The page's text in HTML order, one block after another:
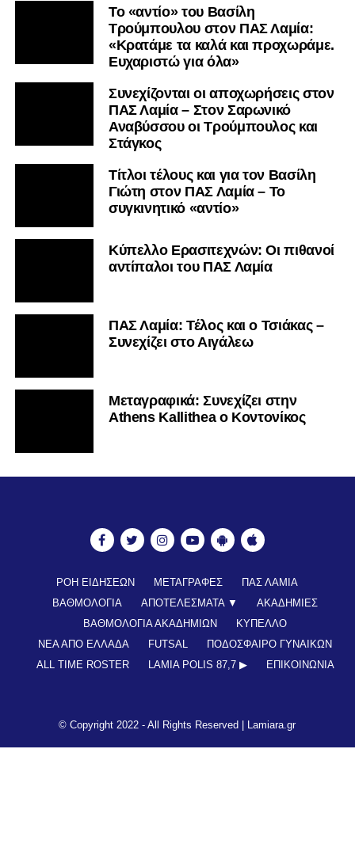
Το «αντίο» του Βασίλη
Τρούμπουλου στον ΠΑΣ Λαμία:
«Κρατάμε τα καλά και προχωράμε.
Ευχαριστώ για όλα»
Συνεχίζονται οι αποχωρήσεις στον
ΠΑΣ Λαμία – Στον Σαρωνικό
Αναβύσσου οι Τρούμπουλος και
Στάγκος
Τίτλοι τέλους και για τον Βασίλη
Γιώτη στον ΠΑΣ Λαμία – Το
συγκινητικό «αντίο»
Κύπελλο Ερασιτεχνών: Οι πιθανοί
αντίπαλοι του ΠΑΣ Λαμία
ΠΑΣ Λαμία: Τέλος και ο Τσιάκας –
Συνεχίζει στο Αιγάλεω
Mεταγραφικά: Συνεχίζει στην
Athens Kallithea ο Κοντονίκος
ΡΟΗ ΕΙΔΗΣΕΩΝ ΜΕΤΑΓΡΑΦΕΣ
ΠΑΣ ΛΑΜΙΑ
ΒΑΘΜΟΛΟΓΙΑ
ΑΠΟΤΕΛΕΣΜΑΤΑ ▼
ΑΚΑΔΗΜΙΕΣ
ΒΑΘΜΟΛΟΓΙΑ ΑΚΑΔΗΜΙΩΝ
ΚΥΠΕΛΛΟ
ΝΕΑ ΑΠΟ ΕΛΛΑΔΑ
FUTSAL
ΠΟΔΟΣΦΑΙΡΟ ΓΥΝΑΙΚΩΝ
ALL TIME ROSTER
LAMIA POLIS 87,7 ▶︎ ΕΠΙΚΟΙΝΩΝΊΑ
© Copyright 2022 - All Rights Reserved | Lamiara.gr